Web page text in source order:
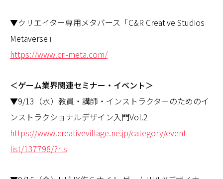
▼クリエイター専用メタバース「C&R Creative Studios
Metaverse」
https://www.cri-meta.com/
＜ゲーム業界関連セミナー・イベント＞
▼9/13（水）教員・講師・インストラクターのためのイ
ンストラクショナルデザイン入門Vol.2
https://www.creativevillage.ne.jp/category/event-
list/137798/?rls